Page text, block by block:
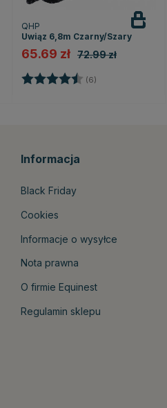
QHP
Uwiąz 6,8m Czarny/Szary
65.69 zł 72.99 zł
Ocena: (6)
Informacja
Black Friday
Cookies
Informacje o wysyłce
Nota prawna
O firmie Equinest
Regulamin sklepu